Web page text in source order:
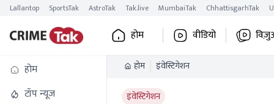
Lallantop SportsTak AstroTak Tak.live MumbaiTak ChhattisgarhTak
होम वीडियो
होम
टॉप न्यूज
होम इंवेस्टिगेशन
इंवेस्टिगेशन